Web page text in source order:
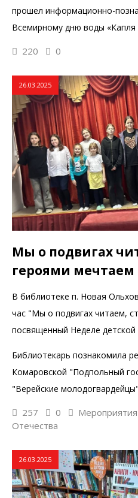
прошел информационно-
Всемирному дню воды «Капля
220 0
26.03.2025
Мы о подвигах
героями мечтаем
В библиотеке п. Новая
час "Мы о подвигах читаем,
посвященный Неделе
Библиотекарь познакомила
Комаровской "Подпольный
"Верейские
257 0
Отечества
26.03.2025